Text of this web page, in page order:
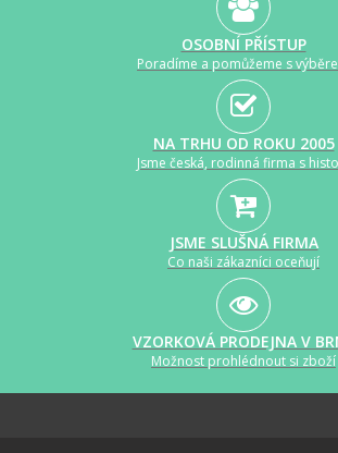
OSOBNÍ PŘÍSTUP
Poradíme a pomůžeme s
NA TRHU OD ROKU 2005
Jsme česká, rodinná firma s
JSME SLUŠNÁ FIRMA
Co naši zákazníci oceňují
VZORKOVÁ PRODEJNA V
Možnost prohlédnout si zboží